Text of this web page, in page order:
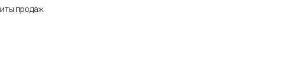
продаж